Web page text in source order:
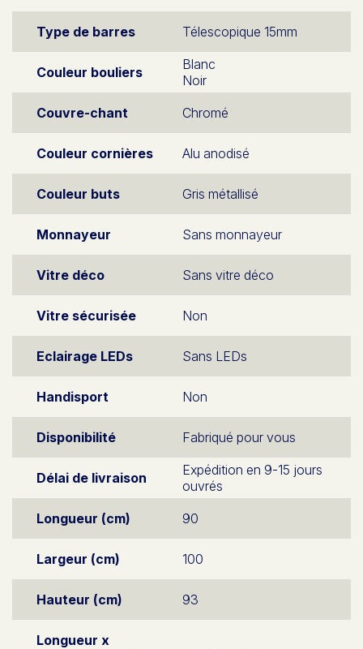
Type de barres Télescopique 15mm
Couleur bouliers
Blanc
Noir
Couvre-chant
Chromé
Couleur cornières Alu anodisé
Couleur buts Gris métallisé
Monnayeur Sans monnayeur
Vitre déco Sans vitre déco
Vitre sécurisée Non
Eclairage LEDs Sans LEDs
Handisport Non
Disponibilité Fabriqué pour vous
Délai de livraison
Expédition en 9-15 jours
ouvrés
Longueur (cm)
90
Largeur (cm) 100
Hauteur (cm) 93
Longueur x